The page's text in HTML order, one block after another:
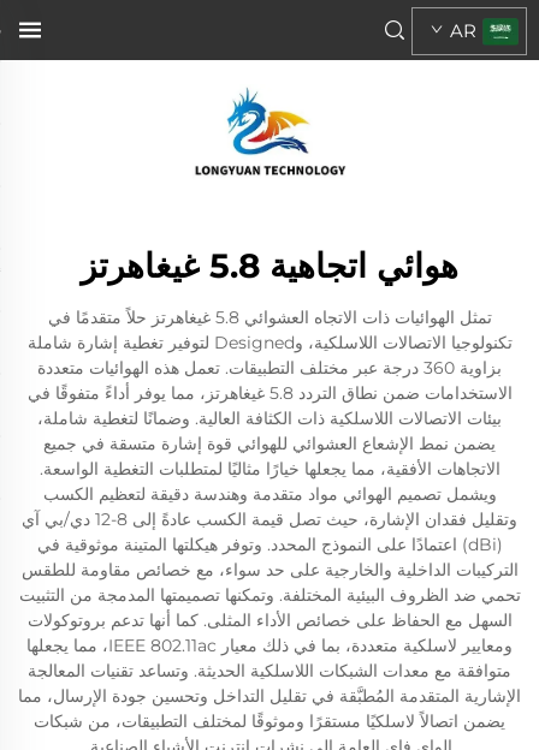
AR
هوائي اتجاهية 5.8 غيغاهرتز
تمثل الهوائيات ذات الاتجاه العشوائي 5.8 غيغاهرتز حلاً متقدمًا في
تكنولوجيا الاتصالات اللاسلكية، وDesigned لتوفير تغطية إشارة شاملة
بزاوية 360 درجة عبر مختلف التطبيقات. تعمل هذه الهوائيات متعددة
الاستخدامات ضمن نطاق التردد 5.8 غيغاهرتز، مما يوفر أداءً متفوقًا في
بيئات الاتصالات اللاسلكية ذات الكثافة العالية. وضمانًا لتغطية شاملة،
يضمن نمط الإشعاع العشوائي للهوائي قوة إشارة متسقة في جميع
الاتجاهات الأفقية، مما يجعلها خيارًا مثاليًا لمتطلبات التغطية الواسعة.
ويشمل تصميم الهوائي مواد متقدمة وهندسة دقيقة لتعظيم الكسب
وتقليل فقدان الإشارة، حيث تصل قيمة الكسب عادةً إلى 8-12 دي/بي آي
(dBi) اعتمادًا على النموذج المحدد. وتوفر هيكلتها المتينة موثوقية في
التركيبات الداخلية والخارجية على حد سواء، مع خصائص مقاومة للطقس
تحمي ضد الظروف البيئية المختلفة. وتمكنها تصميمتها المدمجة من التثبيت
السهل مع الحفاظ على خصائص الأداء المثلى. كما أنها تدعم بروتوكولات
ومعايير لاسلكية متعددة، بما في ذلك معيار IEEE 802.11ac، مما يجعلها
متوافقة مع معدات الشبكات اللاسلكية الحديثة. وتساعد تقنيات المعالجة
الإشارية المتقدمة المُطبَّقة في تقليل التداخل وتحسين جودة الإرسال، مما
يضمن اتصالاً لاسلكيًا مستقرًا وموثوقًا لمختلف التطبيقات، من شبكات